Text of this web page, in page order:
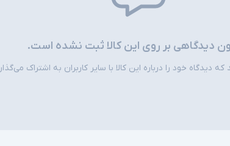
دیدگاهی بر روی این کالا ثبت نشده است.
دیدگاه خود را درباره این کالا با سایر کاربران به اشتراک